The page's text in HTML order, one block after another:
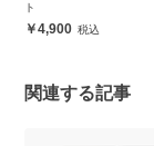
ト
4,900
関連する記事